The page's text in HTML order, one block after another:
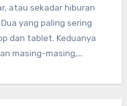
atau sekadar hiburan
yang paling sering
dan tablet. Keduanya
masing-masing,…